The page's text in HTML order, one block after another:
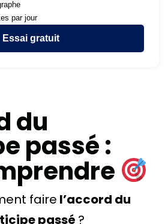
par jour
Essai gratuit
du
passé :
faire l’accord du
passé ?